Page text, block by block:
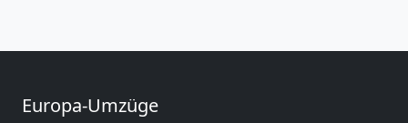
Europa-Umzüge